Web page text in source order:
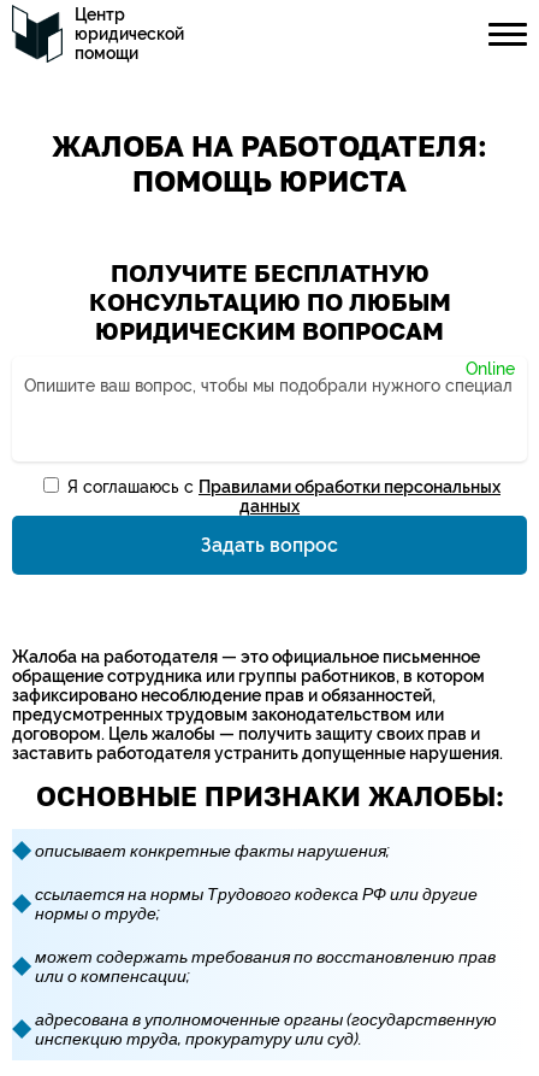
Центр
юридической
помощи
ЖАЛОБА НА РАБОТОДАТЕЛЯ:
ПОМОЩЬ ЮРИСТА
ПОЛУЧИТЕ БЕСПЛАТНУЮ
КОНСУЛЬТАЦИЮ ПО ЛЮБЫМ
ЮРИДИЧЕСКИМ ВОПРОСАМ
Номер телефона*
Я соглашаюсь с Правилами обработки персональных
данных
Задать вопрос
Жалоба на работодателя — это официальное письменное
обращение сотрудника или группы работников, в котором
зафиксировано несоблюдение прав и обязанностей,
предусмотренных трудовым законодательством или
договором. Цель жалобы — получить защиту своих прав и
заставить работодателя устранить допущенные нарушения.
ОСНОВНЫЕ ПРИЗНАКИ ЖАЛОБЫ:
описывает конкретные факты нарушения;
ссылается на нормы Трудового кодекса РФ или другие
нормы о труде;
может содержать требования по восстановлению прав
или о компенсации;
адресована в уполномоченные органы (государственную
инспекцию труда, прокуратуру или суд).